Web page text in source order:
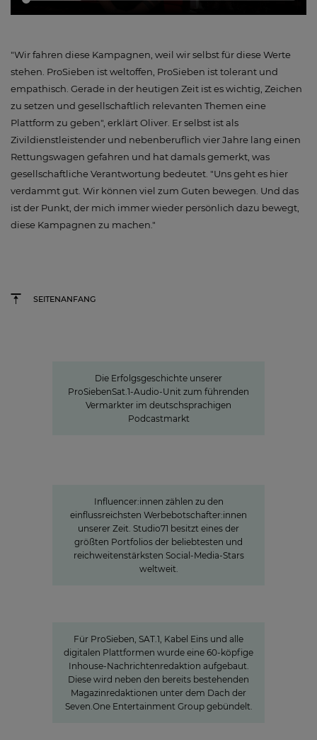
"Wir fahren diese Kampagnen, weil wir selbst für diese Werte
stehen. ProSieben ist weltoffen, ProSieben ist tolerant und
empathisch. Gerade in der heutigen Zeit ist es wichtig, Zeichen
zu setzen und gesellschaftlich relevanten Themen eine
Plattform zu geben", erklärt Oliver. Er selbst ist als
Zivildienstleistender und nebenberuflich vier Jahre lang einen
Rettungswagen gefahren und hat damals gemerkt, was
gesellschaftliche Verantwortung bedeutet. "Uns geht es hier
verdammt gut. Wir können viel zum Guten bewegen. Und das
ist der Punkt, der mich immer wieder persönlich dazu bewegt,
diese Kampagnen zu machen."
SEITENANFANG
Die Erfolgsgeschichte unserer
ProSiebenSat.1-Audio-Unit zum führenden
Vermarkter im deutschsprachigen
Podcastmarkt
Influencer:innen zählen zu den
einflussreichsten Werbebotschafter:innen
unserer Zeit. Studio71 besitzt eines der
größten Portfolios der beliebtesten und
reichweitenstärksten Social-Media-Stars
weltweit.
Für ProSieben, SAT.1, Kabel Eins und alle
digitalen Plattformen wurde eine 60-köpfige
Inhouse-Nachrichtenredaktion aufgebaut.
Diese wird neben den bereits bestehenden
Magazinredaktionen unter dem Dach der
Seven.One Entertainment Group gebündelt.